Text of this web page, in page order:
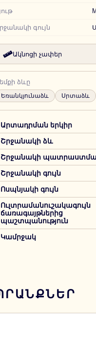
գույն
Ակնոցի չափեր
ձևը
Եռանկյունաձև Սրտաձև
Արտադրման երկիր
Շրջանակի ձև
Շրջանակի պատրաստման
Շրջանակի գույն
Ոսպնյակի գույն
Ուլտրամանուշակագույն
ճառագայթներից
պաշտպանություն
Կամրջակ